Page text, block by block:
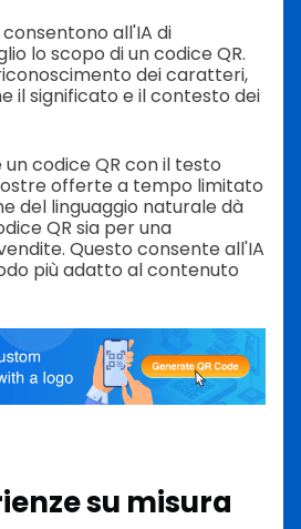
all'IA di
lo scopo di un codice QR.
dei caratteri,
il significato e il contesto dei
codice QR con il testo
offerte a tempo limitato
del linguaggio naturale dà
QR sia per una
Questo consente all'IA
più adatto al contenuto
su misura